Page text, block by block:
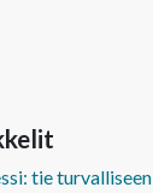
tie turvalliseen